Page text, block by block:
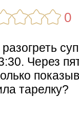
Через
тарелку?
0